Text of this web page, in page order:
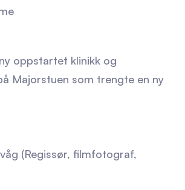
oppstartet klinikk og
Majorstuen som trengte en ny
(Regissør, filmfotograf,